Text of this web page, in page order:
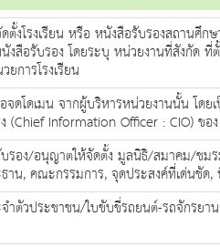
ตั้งโรงเรียน หรือ หนังสือรับรองสถานศึ
นังสือรับรอง โดยระบุ หน่วยงานที่สังกัด
ยการโรงเรียน
จดโดเมน จากผู้บริหารหน่วยงานนั้น โด
(Chief Information Officer : CIO) ข
บรอง/อนุญาตให้จัดตั้ง มูลนิธิ/สมาคม/ช
าน, คณะกรรมการ, จุดประสงค์ที่เด่นชั
ำตัวประชาชน/ใบขับขี่รถยนต์-รถจักรยา